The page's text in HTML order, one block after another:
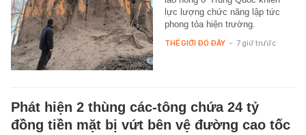
lực lượng chức năng lập tức
phong tỏa hiện trường.
THẾ GIỚI ĐÓ ĐÂY - 7 giờ trước
Phát hiện 2 thùng các-tông chứa 24 tỷ
đồng tiền mặt bị vứt bên vệ đường cao tốc